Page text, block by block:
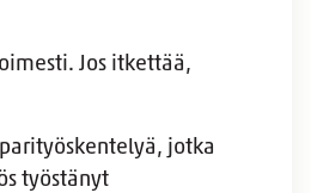
Jos itkettää,
jotka
työstänyt